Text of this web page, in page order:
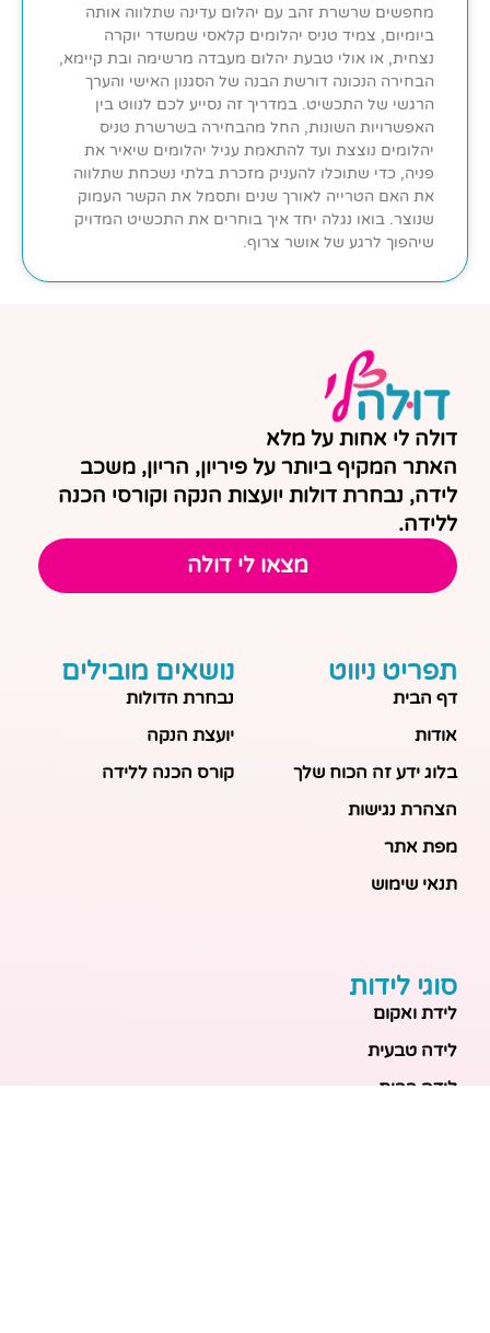
מחפשים שרשרת זהב עם יהלום עדינה שתלווה אותה
ביומיום, צמיד טניס יהלומים קלאסי שמשדר יוקרה
נצחית, או אולי טבעת יהלום מעבדה מרשימה ובת קיימא,
הבחירה הנכונה דורשת הבנה של הסגנון האישי והערך
הרגשי של התכשיט. במדריך זה נסייע לכם לנווט בין
האפשרויות השונות, החל מהבחירה בשרשרת טניס
יהלומים נוצצת ועד להתאמת עגיל יהלומים שיאיר את
פניה, כדי שתוכלו להעניק מזכרת בלתי נשכחת שתלווה
את האם הטרייה לאורך שנים ותסמל את הקשר העמוק
שנוצר. בואו נגלה יחד איך בוחרים את התכשיט המדויק
שיהפוך לרגע של אושר צרוף.
דולה לי אחות על מלא
האתר המקיף ביותר על פיריון, הריון, משכב
לידה, נבחרת דולות יועצות הנקה וקורסי הכנה
ללידה.
מצאו לי דולה
תפריט ניווט
דף הבית
אודות
בלוג ידע זה הכוח שלך
הצהרת נגישות
מפת אתר
תנאי שימוש
נושאים מובילים
נבחרת הדולות
יועצת הנקה
קורס הכנה ללידה
סוגי לידות
לידת ואקום
לידה טבעית
לידה בבית